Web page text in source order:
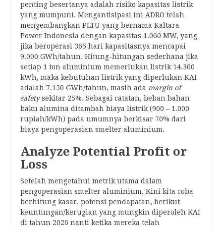
penting besertanya adalah risiko kapasitas listrik
yang mumpuni. Mengantisipasi ini ADRO telah
mengembangkan PLTU yang bernama Kaltara
Power Indonesia dengan kapasitas 1.060 MW, yang
jika beroperasi 365 hari kapasitasnya mencapai
9.000 GWh/tahun. Hitung-hitungan sederhana jika
setiap 1 ton aluminium memerlukan listrik 14.300
kWh, maka kebutuhan listrik yang diperlukan KAI
adalah 7.150 GWh/tahun, masih ada margin of
safetysekitar 25%. Sebagai catatan, beban bahan
baku alumina ditambah biaya listrik (900 – 1.000
rupiah/kWh) pada umumnya berkisar 70% dari
biaya pengoperasian smelter aluminium.
Analyze Potential Profit or
Loss
Setelah mengetahui metrik utama dalam
pengoperasian smelter aluminium. Kini kita coba
berhitung kasar, potensi pendapatan, berikut
keuntungan/kerugian yang mungkin diperoleh KAI
di tahun 2026 nanti ketika mereka telah